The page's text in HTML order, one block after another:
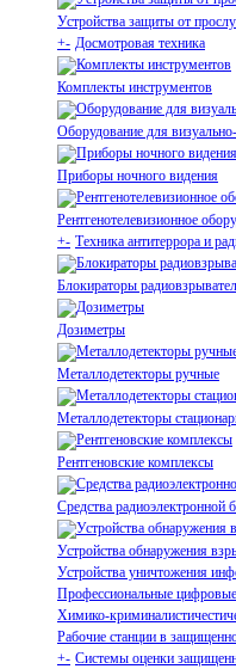
Устройства защиты от
+- Досмотровая техника
Комплекты инструментов
Оборудование для
Приборы ночного видения
Рентгенотелевизионное
+- Техника антитеррора и
Блокираторы
Дозиметры
Металлодетекторы ручные
Металлодетекторы
Рентгеновские комплексы
Средства радиоэлектронной
Устройства обнаружения
Устройства уничтожения
Профессиональные
Химико-
Рабочие станции в
+- Системы оценки